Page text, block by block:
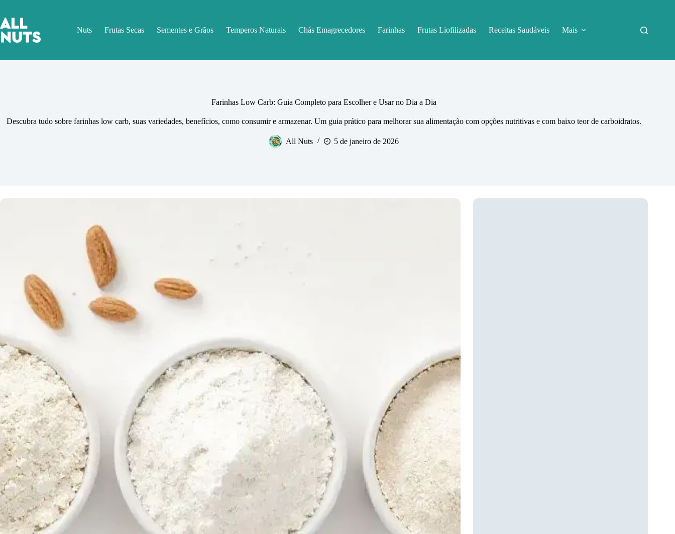
o
conteúdo
Nuts Frutas Secas Sementes e Grãos Temperos Naturais Chás Emagrecedores Farinhas Frutas Liofilizadas Receitas Saudáveis Mais
Farinhas Low Carb: Guia Completo para Escolher e Usar no Dia a Dia
Descubra tudo sobre farinhas low carb, suas variedades, benefícios, como consumir e armazenar. Um guia prático para melhorar sua alimentação com opções nutritivas e com baixo teor de carboidratos.
All Nuts 5 de janeiro de 2026